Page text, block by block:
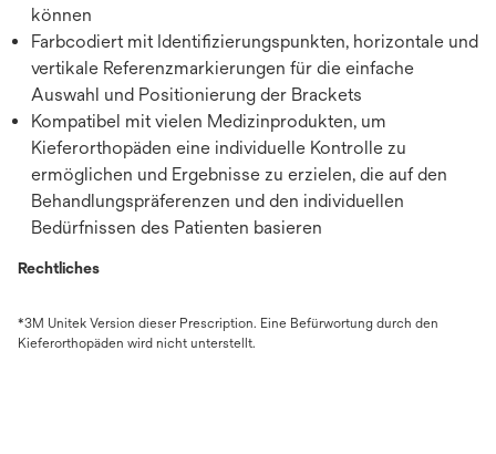
können
Farbcodiert mit Identifizierungspunkten, horizontale und
vertikale Referenzmarkierungen für die einfache
Auswahl und Positionierung der Brackets
Kompatibel mit vielen Medizinprodukten, um
Kieferorthopäden eine individuelle Kontrolle zu
ermöglichen und Ergebnisse zu erzielen, die auf den
Behandlungspräferenzen und den individuellen
Bedürfnissen des Patienten basieren
Rechtliches
*3M Unitek Version dieser Prescription. Eine Befürwortung durch den
Kieferorthopäden wird nicht unterstellt.